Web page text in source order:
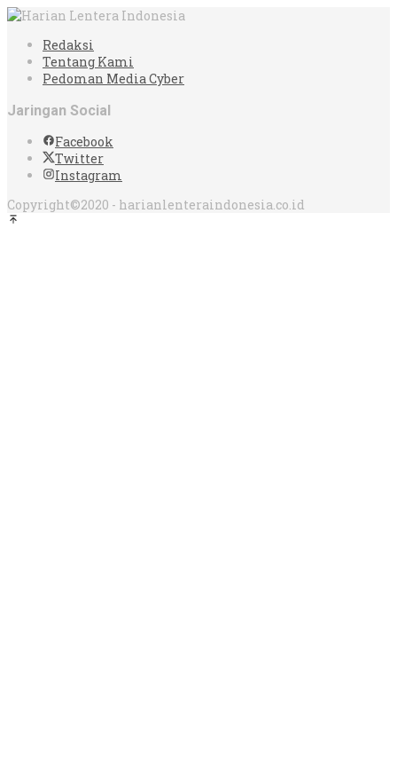
Redaksi
Tentang Kami
Pedoman Media Cyber
Jaringan Social
Facebook
Twitter
Instagram
Copyright©2020 - harianlenteraindonesia.co.id